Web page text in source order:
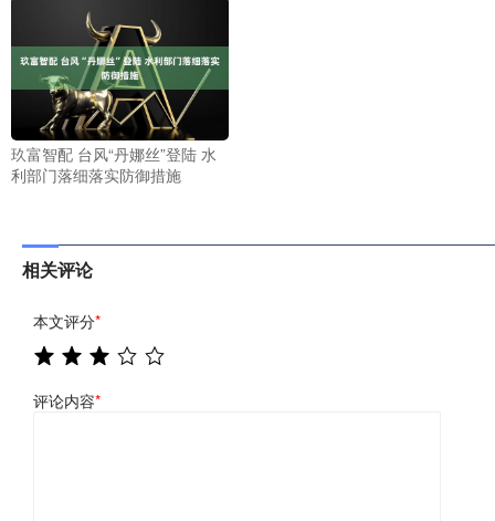
玖富智配 台风“丹娜丝”登陆 水
利部门落细落实防御措施
相关评论
本文评分*
评论内容*